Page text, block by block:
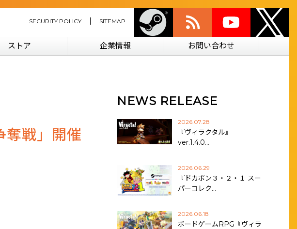
SECURITY POLICY SITEMAP
ストア 企業情報 お問い合わせ
奪戦」開催
NEWS RELEASE
2026.07.28
『ヴィラクタル』
ver.1.4.0…
2026.06.29
『ドカポン３・２・１ スー
パーコレク…
2026.06.18
ボードゲームRPG『ヴィラ